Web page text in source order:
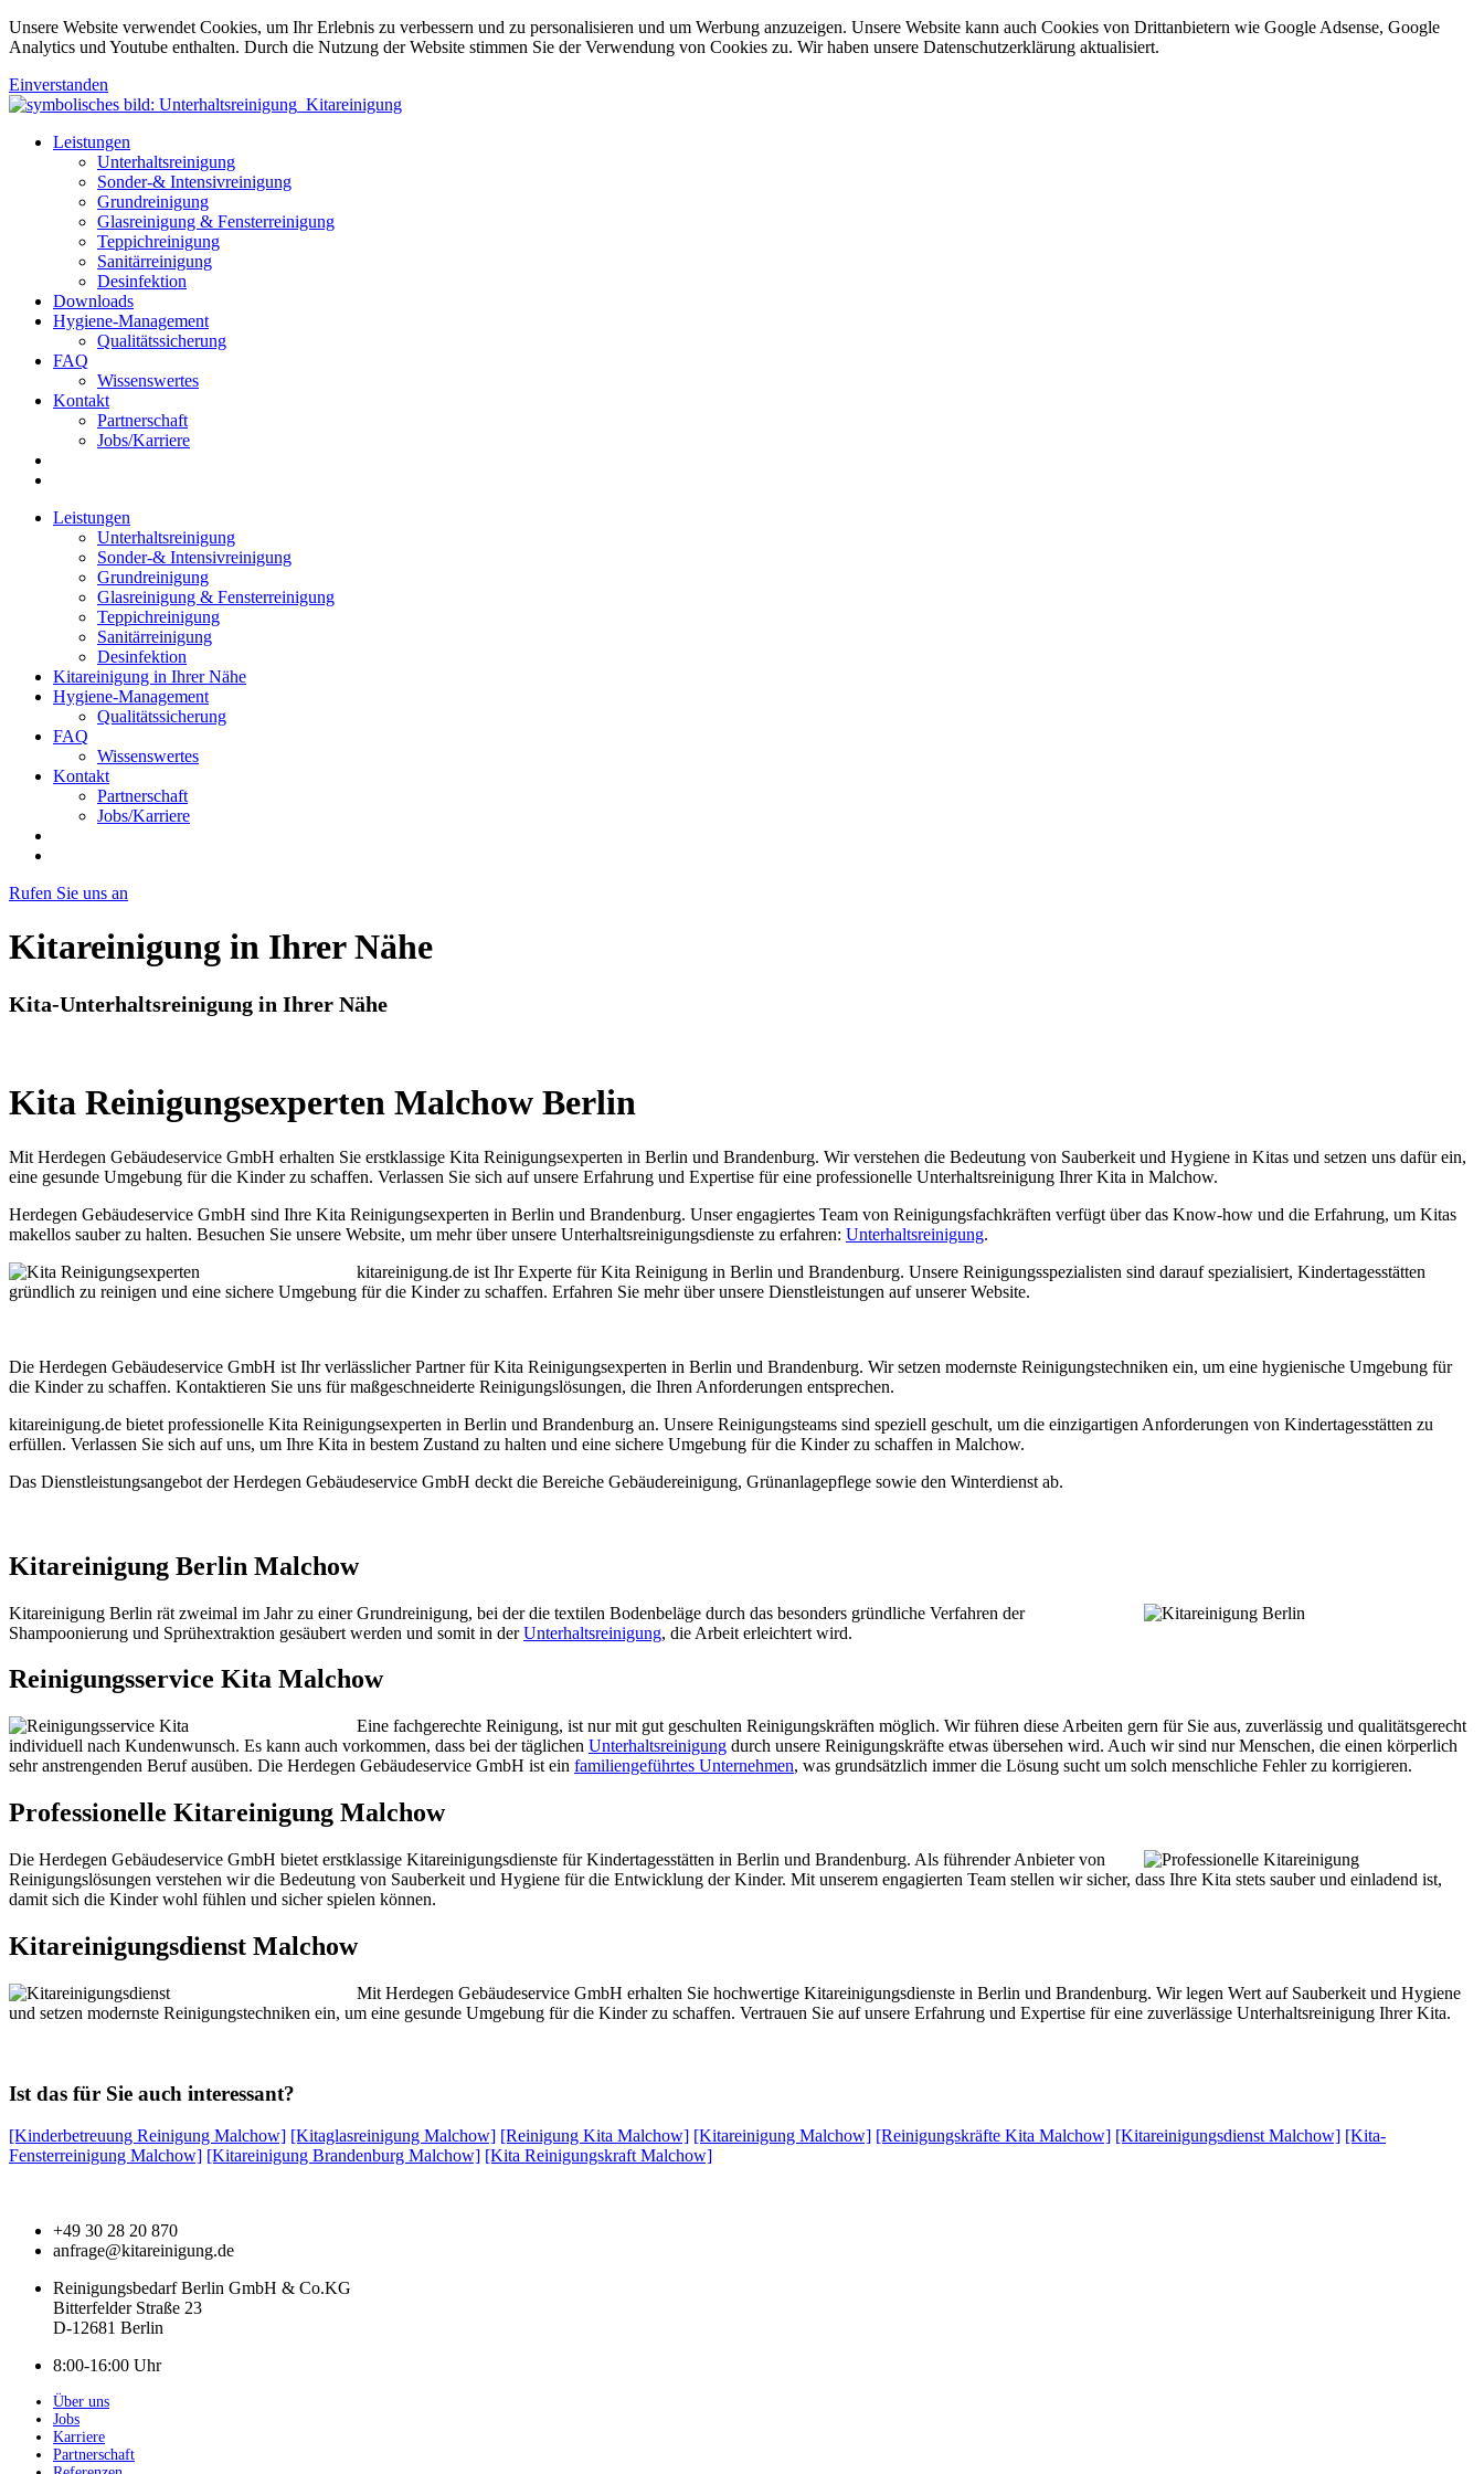
Unsere Website verwendet Cookies, um Ihr Erlebnis zu verbessern und zu personalisieren und um Werbung anzuzeigen. Unsere Website kann auch Cookies von Drittanbietern wie Google Adsense, Google
Analytics und Youtube enthalten. Durch die Nutzung der Website stimmen Sie der Verwendung von Cookies zu. Wir haben unsere Datenschutzerklärung aktualisiert.
Einverstanden
Leistungen
Unterhaltsreinigung
Sonder-& Intensivreinigung
Grundreinigung
Glasreinigung & Fensterreinigung
Teppichreinigung
Sanitärreinigung
Desinfektion
Downloads
Hygiene-Management
Qualitätssicherung
FAQ
Wissenswertes
Kontakt
Partnerschaft
Jobs/Karriere
Leistungen
Unterhaltsreinigung
Sonder-& Intensivreinigung
Grundreinigung
Glasreinigung & Fensterreinigung
Teppichreinigung
Sanitärreinigung
Desinfektion
Kitareinigung in Ihrer Nähe
Hygiene-Management
Qualitätssicherung
FAQ
Wissenswertes
Kontakt
Partnerschaft
Jobs/Karriere
Rufen Sie uns an
Kitareinigung in Ihrer Nähe
Kita-Unterhaltsreinigung in Ihrer Nähe
Kita Reinigungsexperten Malchow Berlin
Mit Herdegen Gebäudeservice GmbH erhalten Sie erstklassige Kita Reinigungsexperten in Berlin und Brandenburg. Wir verstehen die Bedeutung von Sauberkeit und Hygiene in Kitas und setzen uns dafür ein,
eine gesunde Umgebung für die Kinder zu schaffen. Verlassen Sie sich auf unsere Erfahrung und Expertise für eine professionelle Unterhaltsreinigung Ihrer Kita in Malchow.
Herdegen Gebäudeservice GmbH sind Ihre Kita Reinigungsexperten in Berlin und Brandenburg. Unser engagiertes Team von Reinigungsfachkräften verfügt über das Know-how und die Erfahrung, um Kitas
makellos sauber zu halten. Besuchen Sie unsere Website, um mehr über unsere Unterhaltsreinigungsdienste zu erfahren: Unterhaltsreinigung.
kitareinigung.de ist Ihr Experte für Kita Reinigung in Berlin und Brandenburg. Unsere Reinigungsspezialisten sind darauf spezialisiert, Kindertagesstätten
gründlich zu reinigen und eine sichere Umgebung für die Kinder zu schaffen. Erfahren Sie mehr über unsere Dienstleistungen auf unserer Website.
Die Herdegen Gebäudeservice GmbH ist Ihr verlässlicher Partner für Kita Reinigungsexperten in Berlin und Brandenburg. Wir setzen modernste Reinigungstechniken ein, um eine hygienische Umgebung für
die Kinder zu schaffen. Kontaktieren Sie uns für maßgeschneiderte Reinigungslösungen, die Ihren Anforderungen entsprechen.
kitareinigung.de bietet professionelle Kita Reinigungsexperten in Berlin und Brandenburg an. Unsere Reinigungsteams sind speziell geschult, um die einzigartigen Anforderungen von Kindertagesstätten zu
erfüllen. Verlassen Sie sich auf uns, um Ihre Kita in bestem Zustand zu halten und eine sichere Umgebung für die Kinder zu schaffen in Malchow.
Das Dienstleistungsangebot der Herdegen Gebäudeservice GmbH deckt die Bereiche Gebäudereinigung, Grünanlagepflege sowie den Winterdienst ab.
Kitareinigung Berlin Malchow
Kitareinigung Berlin rät zweimal im Jahr zu einer Grundreinigung, bei der die textilen Bodenbeläge durch das besonders gründliche Verfahren der
Shampoonierung und Sprühextraktion gesäubert werden und somit in derUnterhaltsreinigung, die Arbeit erleichtert wird.
Reinigungsservice Kita Malchow
Eine fachgerechte Reinigung, ist nur mit gut geschulten Reinigungskräften möglich. Wir führen diese Arbeiten gern für Sie aus, zuverlässig und qualitätsgerecht
individuell nach Kundenwunsch. Es kann auch vorkommen, dass bei der täglichen Unterhaltsreinigung durch unsere Reinigungskräfte etwas übersehen wird. Auch wir sind nur Menschen, die einen körperlich
sehr anstrengenden Beruf ausüben. Die Herdegen Gebäudeservice GmbH ist ein familiengeführtes Unternehmen, was grundsätzlich immer die Lösung sucht um solch menschliche Fehler zu korrigieren.
Professionelle Kitareinigung Malchow
Die Herdegen Gebäudeservice GmbH bietet erstklassige Kitareinigungsdienste für Kindertagesstätten in Berlin und Brandenburg. Als führender Anbieter von
Reinigungslösungen verstehen wir die Bedeutung von Sauberkeit und Hygiene für die Entwicklung der Kinder. Mit unserem engagierten Team stellen wir sicher, dass Ihre Kita stets sauber und einladend ist,
damit sich die Kinder wohl fühlen und sicher spielen können.
Kitareinigungsdienst Malchow
Mit Herdegen Gebäudeservice GmbH erhalten Sie hochwertige Kitareinigungsdienste in Berlin und Brandenburg. Wir legen Wert auf Sauberkeit und Hygiene
und setzen modernste Reinigungstechniken ein, um eine gesunde Umgebung für die Kinder zu schaffen. Vertrauen Sie auf unsere Erfahrung und Expertise für eine zuverlässige Unterhaltsreinigung Ihrer Kita.
Ist das für Sie auch interessant?
[Kinderbetreuung Reinigung Malchow] [Kitaglasreinigung Malchow] [Reinigung Kita Malchow] [Kitareinigung Malchow] [Reinigungskräfte Kita Malchow] [Kitareinigungsdienst Malchow] [Kita-
Fensterreinigung Malchow] [Kitareinigung Brandenburg Malchow] [Kita Reinigungskraft Malchow]
+49 30 28 20 870
anfrage@kitareinigung.de
Reinigungsbedarf Berlin GmbH & Co.KG
Bitterfelder Straße 23
D-12681 Berlin
8:00-16:00 Uhr
Über uns
Jobs
Karriere
Partnerschaft